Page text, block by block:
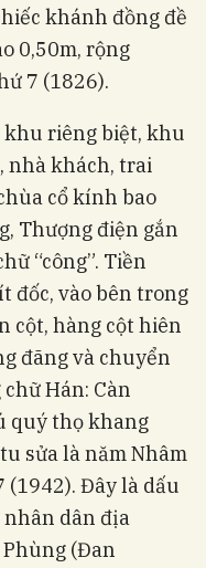
khánh đồng đề
0,50m, rộng
7 (1826).
khu riêng biệt, khu
nhà khách, trai
cổ kính bao
Thượng điện gắn
“công”. Tiền
đốc, vào bên trong
cột, hàng cột hiên
đãng và chuyển
Hán: Càn
quý thọ khang
sửa là năm Nhâm
(1942). Đây là dấu
nhân dân địa
(Đan